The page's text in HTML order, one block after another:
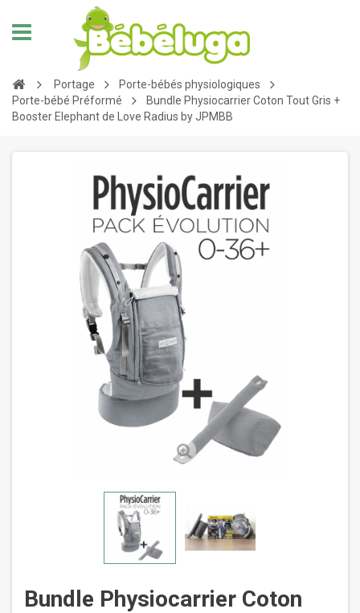
Portage
Porte-bébés physiologiques
Porte-bébé Préformé
Bundle Physiocarrier Coton Tout Gris +
Booster Elephant de Love Radius by JPMBB
Bundle Physiocarrier Coton